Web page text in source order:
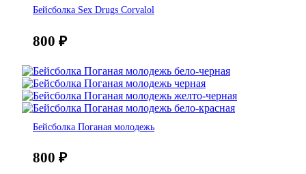
Бейсболка Sex Drugs Corvalol
800 ₽
Бейсболка Поганая молодежь
800 ₽